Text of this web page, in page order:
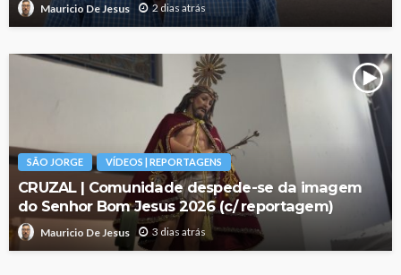
Mauricio De Jesus 2 dias atrás
SÃO JORGE VÍDEOS | REPORTAGENS
CRUZAL | Comunidade despede-se da imagem
do Senhor Bom Jesus 2026 (c/ reportagem)
Mauricio De Jesus 3 dias atrás